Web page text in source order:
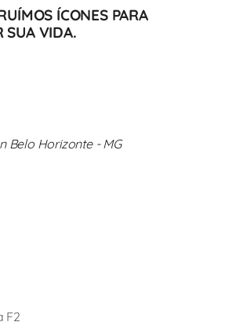
ÍCONES PARA
SUA VIDA.
Belo Horizonte - MG
F2